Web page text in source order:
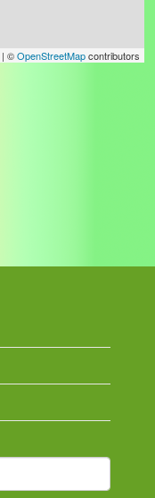
| ©OpenStreetMapcontributors